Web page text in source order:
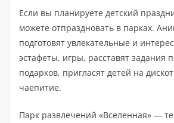
Если вы планируете детский
можете отпраздновать в парках.
подготовят увлекательные и
эстафеты, игры, расставят задания
подарков, пригласят детей на
чаепитие.
Парк развлечений «Вселенная» —